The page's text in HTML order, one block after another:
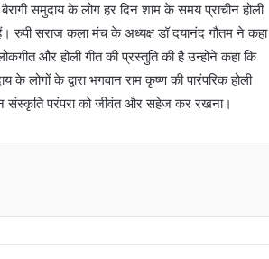
समुदाय के लोग हर दिन शाम के समय प्राचीन होली
रुपी सराज कला मंच के अध्यक्ष डॉ दयानंद गौतम ने कहा
और होली गीत की प्रस्तुति की है उन्होंने कहा कि
लोगों के द्वारा भगवान राम कृष्ण की पारंपरिक होली
संस्कृति परंपरा को जीवंत और सहेज कर रखना।